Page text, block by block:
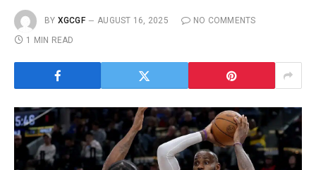
BY XGCGF AUGUST 16, 2025
NO COMMENTS
1 MIN READ